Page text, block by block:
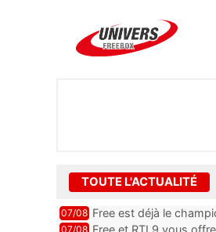
TOUTE L'ACTUALITÉ
07/08 Free est déjà le
encore au moin...
07/08 Free et RTL9 vous